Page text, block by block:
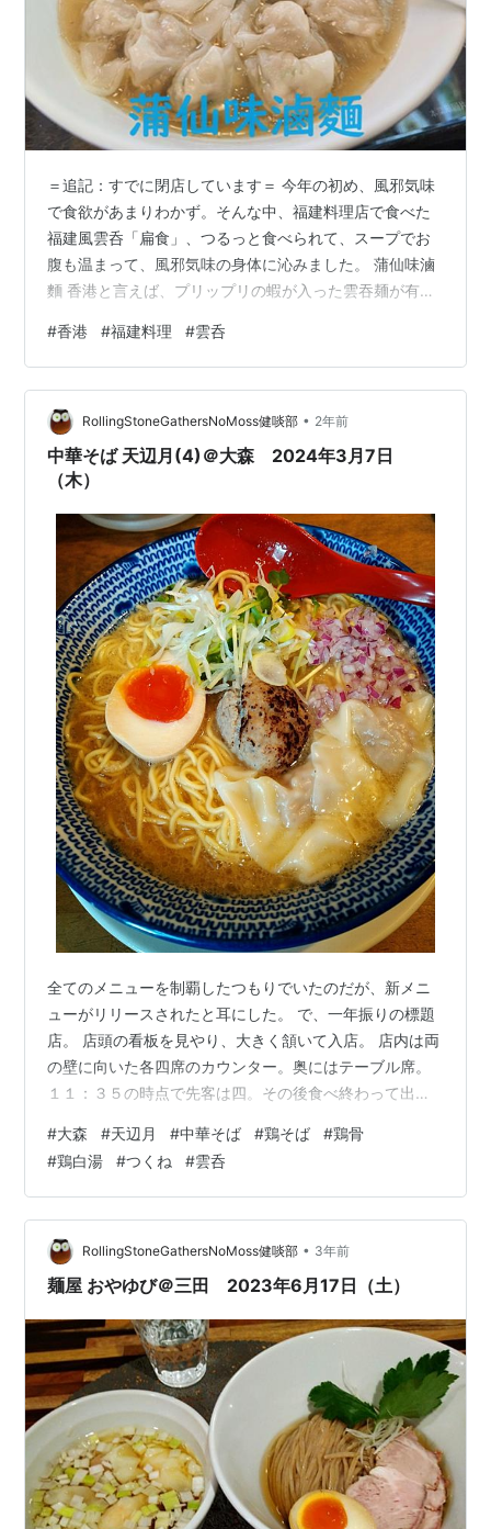
＝追記：すでに閉店しています＝ 今年の初め、風邪気味
で食欲があまりわかず。そんな中、福建料理店で食べた
福建風雲呑「扁食」、つるっと食べられて、スープでお
腹も温まって、風邪気味の身体に沁みました。 蒲仙味滷
麵 香港と言えば、プリップリの蝦が入った雲吞麺が有名
に、いつもの雲吞ではなく、扁食というものを食べにい
きました。行ったのはこちらのお店です☟ 蒲仙味滷麵
「蒲仙味滷麵」という、福建料理のお店です。 蒲仙味滷
麵 メニューの一部☝ここのお店の売りは、海鮮滷麵、扁
食、餃子です。 蒲仙味滷麵 左は友達が頼んだ蒲仙傳統紅
菇海鮮滷麵、68HKドル。右は私が頼…
#香港 #福建料理 #雲呑
RollingStoneGathersNoMoss健啖部 • 2年前
中華そば 天辺月(4)＠大森 2024年3月7日
（木）
全てのメニューを制覇したつもりでいたのだが、新メニ
ューがリリースされたと耳にした。 で、一年振りの標題
店。 店頭の看板を見やり、大きく頷いて入店。 店内は両
の壁に向いた各四席のカウンター。奥にはテーブル席。
１１：３５の時点で先客は四。その後食べ終わって出る
厚鶏骨 鶏そば（細麺）+麺の大盛り。値段は950+110で
１,０６０円。 壁に貼られた口上を見ながら待つこと９分
で供された一杯。 おや ひじき や エリンギ は入ってない
のね。が、全体的にはリッチな盛り込み。 玉子半分の茹
で加減は善し。醤油系の出汁も良く染みている。 つくね
よりも ハン…
#大森 #天辺月 #中華そば #鶏そば #鶏骨
#鶏白湯 #つくね #雲呑
RollingStoneGathersNoMoss健啖部 • 3年前
麺屋 おやゆび＠三田 2023年6月17日（土）